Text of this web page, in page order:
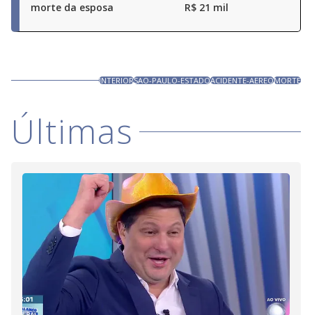
morte da esposa
R$ 21 mil
INTERIORSAO-PAULO-ESTADOACIDENTE-AEREOMORTE
Últimas